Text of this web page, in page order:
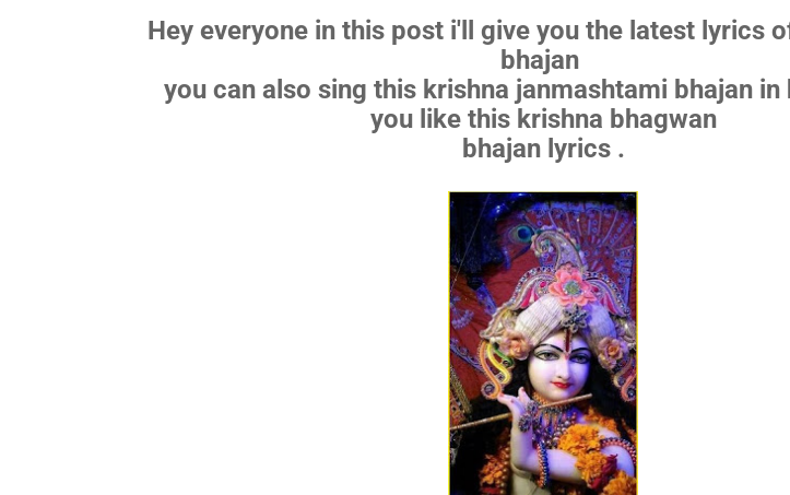
Hey everyone in this post i'll give you the latest lyrics
bhajan
you can also sing this krishna janmashtami bhajan in
you like this krishna bhagwan
bhajan lyrics .